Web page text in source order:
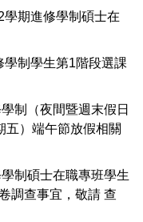
學期進修學制碩士在
學制學生第1階段選課
制（夜間暨週末假日
五）端午節放假相關
制碩士在職專班學生
調查事宜，敬請 查